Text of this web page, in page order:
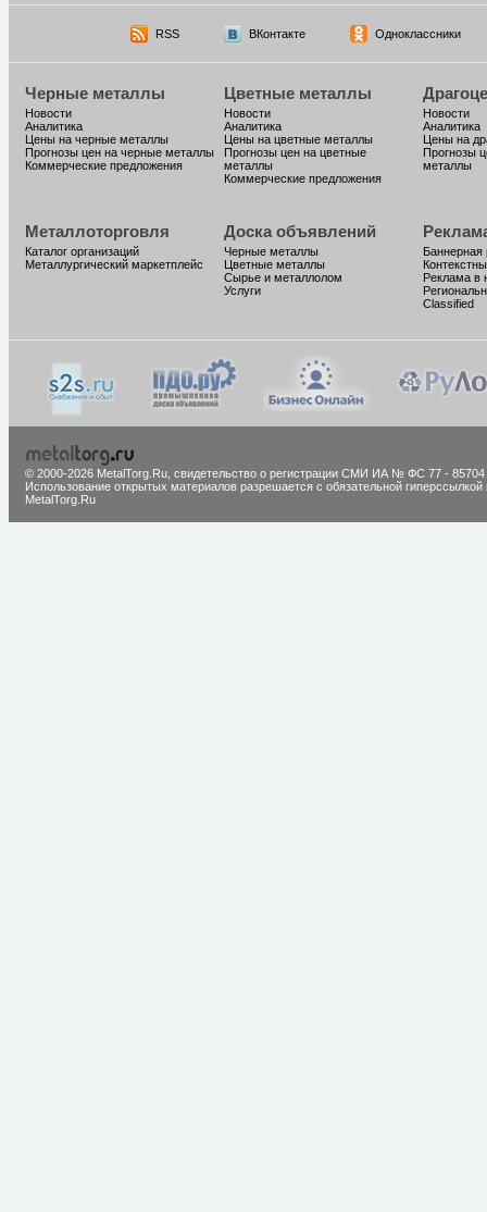
RSS ВКонтакте Одноклассники
Черные металлы
Новости
Аналитика
Цены на черные металлы
Прогнозы цен на черные металлы
Коммерческие предложения
Цветные металлы
Новости
Аналитика
Цены на цветные металлы
Прогнозы цен на цветные
металлы
Коммерческие предложения
Новости
Аналитика
Цены на
Прогнозы
металлы
Металлоторговля
Каталог организаций
Металлургический маркетплейс
Доска объявлений
Черные металлы
Цветные металлы
Сырье и металлолом
Услуги
Баннерная
Реклама в
Classified
© 2000-2026 MetalTorg.Ru, cвидетельство о регистрации СМИ ИА № ФС 77 - 85704
Использование открытых материалов разрешается с обязательной гиперссылкой
MetalTorg.Ru